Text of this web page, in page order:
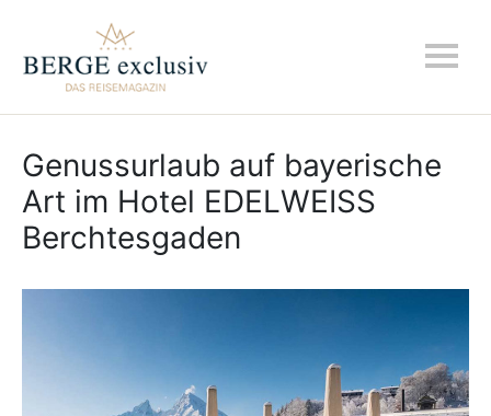
Genussurlaub auf bayerische
Art im Hotel EDELWEISS
Berchtesgaden